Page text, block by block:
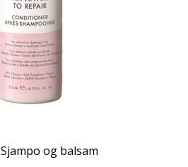
Sjampo og balsam